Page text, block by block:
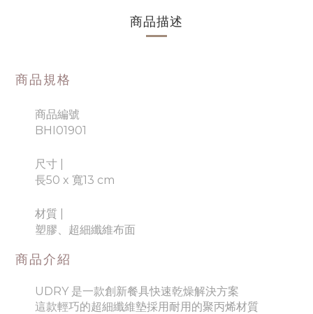
商品描述
商品規格
商品編號
BHI01901
尺寸 |
長50 x 寬13 cm
材質
塑膠、超細纖維布面
商品介紹
UDRY 是一款創新餐具快速乾燥解決方案
這款輕巧的超細纖維墊採用耐用的聚丙烯材質